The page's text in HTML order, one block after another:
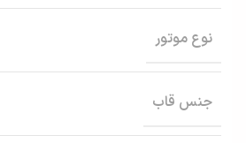
نوع موتور
جنس قاب